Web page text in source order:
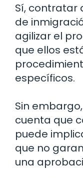
Sí, contratar
de
agilizar el
que ellos
específicos.
Sin
cuenta que
puede
que no
una